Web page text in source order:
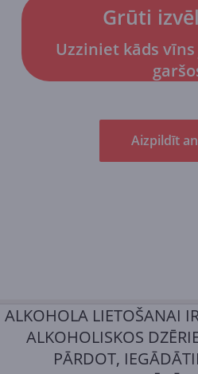
Grūti
Uzziniet kāds
Aizpildīt
ALKOHOLA LIETOŠANAI
ALKOHOLISKOS
PĀRDOT,